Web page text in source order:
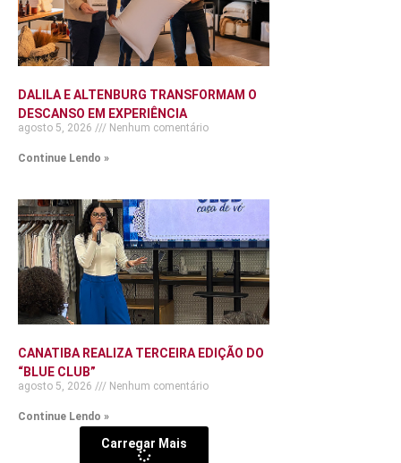
DALILA E ALTENBURG TRANSFORMAM O
DESCANSO EM EXPERIÊNCIA
agosto 5, 2026 Nenhum comentário
Continue Lendo »
CANATIBA REALIZA TERCEIRA EDIÇÃO DO
“BLUE CLUB”
agosto 5, 2026 Nenhum comentário
Continue Lendo »
Carregar Mais